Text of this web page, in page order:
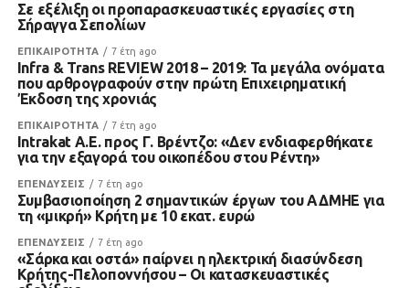
Σε εξέλιξη οι προπαρασκευαστικές εργασίες στη
Σήραγγα Σεπολίων
ΕΠΙΚΑΙΡΟΤΗΤΑ 7 έτη ago
Infra & Trans REVIEW 2018 – 2019: Τα μεγάλα ονόματα
που αρθρογραφούν στην πρώτη Επιχειρηματική
Έκδοση της χρονιάς
ΕΠΙΚΑΙΡΟΤΗΤΑ 7 έτη ago
Intrakat Α.Ε. προς Γ. Βρέντζο: «Δεν ενδιαφερθήκατε
για την εξαγορά του οικοπέδου στου Ρέντη»
ΕΠΕΝΔΥΣΕΙΣ 7 έτη ago
Συμβασιοποίηση 2 σημαντικών έργων του ΑΔΜΗΕ για
τη «μικρή» Κρήτη με 10 εκατ. ευρώ
ΕΠΕΝΔΥΣΕΙΣ 7 έτη ago
«Σάρκα και οστά» παίρνει η ηλεκτρική διασύνδεση
Κρήτης-Πελοποννήσου – Οι κατασκευαστικές